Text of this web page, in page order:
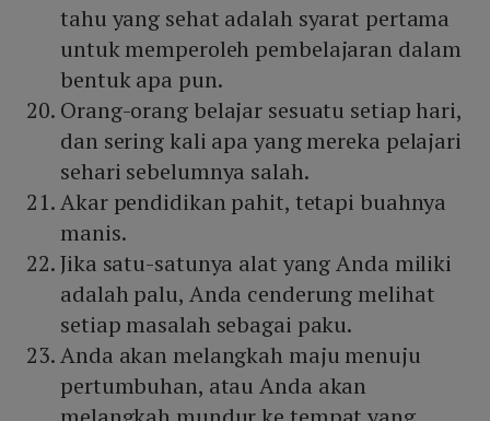
tahu yang sehat adalah syarat pertama
untuk memperoleh pembelajaran dalam
bentuk apa pun.
Orang-orang belajar sesuatu setiap hari,
dan sering kali apa yang mereka pelajari
sehari sebelumnya salah.
Akar pendidikan pahit, tetapi buahnya
manis.
Jika satu-satunya alat yang Anda miliki
adalah palu, Anda cenderung melihat
setiap masalah sebagai paku.
Anda akan melangkah maju menuju
pertumbuhan, atau Anda akan